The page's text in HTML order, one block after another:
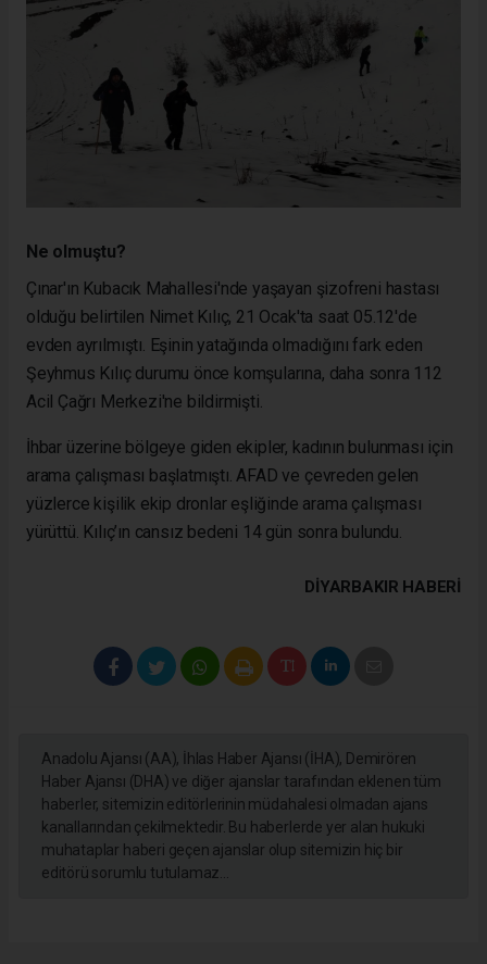
Ne olmuştu?
Çınar'ın Kubacık Mahallesi'nde yaşayan şizofreni hastası
olduğu belirtilen Nimet Kılıç, 21 Ocak'ta saat 05.12'de
evden ayrılmıştı. Eşinin yatağında olmadığını fark eden
Şeyhmus Kılıç durumu önce komşularına, daha sonra 112
Acil Çağrı Merkezi'ne bildirmişti.
İhbar üzerine bölgeye giden ekipler, kadının bulunması için
arama çalışması başlatmıştı. AFAD ve çevreden gelen
yüzlerce kişilik ekip dronlar eşliğinde arama çalışması
yürüttü. Kılıç’ın cansız bedeni 14 gün sonra bulundu.
DIYARBAKIR HABERİ
Anadolu Ajansı (AA), İhlas Haber Ajansı (İHA), Demirören
Haber Ajansı (DHA) ve diğer ajanslar tarafından eklenen tüm
haberler, sitemizin editörlerinin müdahalesi olmadan ajans
kanallarından çekilmektedir. Bu haberlerde yer alan hukuki
muhataplar haberi geçen ajanslar olup sitemizin hiç bir
editörü sorumlu tutulamaz...